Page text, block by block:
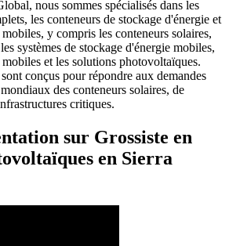
nous sommes spécialisés dans les
les conteneurs de stockage d'énergie et
y compris les conteneurs solaires,
systèmes de stockage d'énergie mobiles,
et les solutions photovoltaïques.
conçus pour répondre aux demandes
des conteneurs solaires, de
critiques.
sur Grossiste en
en Sierra